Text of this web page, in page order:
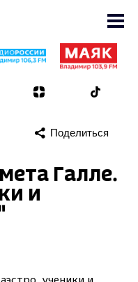
Поделиться
Галле.
и